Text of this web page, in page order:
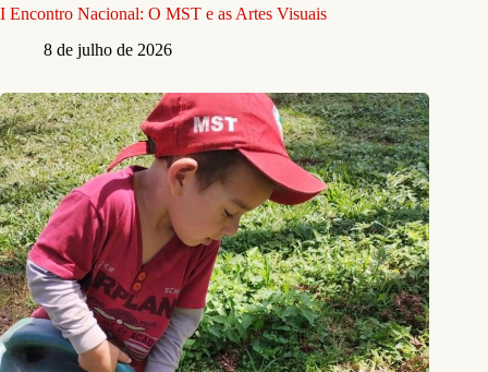
I Encontro Nacional: O MST e as Artes Visuais
8 de julho de 2026